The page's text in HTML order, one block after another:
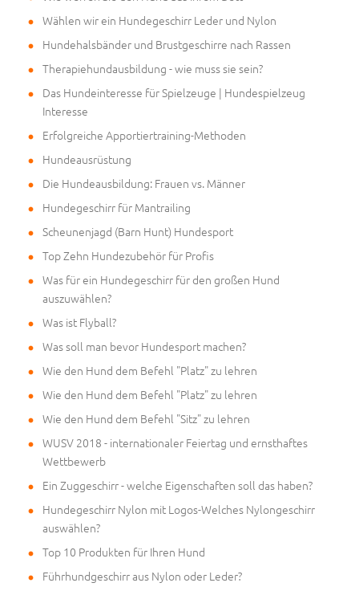
Wählen wir ein Hundegeschirr Leder und Nylon
Hundehalsbänder und Brustgeschirre nach Rassen
Therapiehundausbildung - wie muss sie sein?
Das Hundeinteresse für Spielzeuge | Hundespielzeug
Interesse
Erfolgreiche Apportiertraining-Methoden
Hundeausrüstung
Die Hundeausbildung: Frauen vs. Männer
Hundegeschirr für Mantrailing
Scheunenjagd (Barn Hunt) Hundesport
Top Zehn Hundezubehör für Profis
Was für ein Hundegeschirr für den großen Hund
auszuwählen?
Was ist Flyball?
Was soll man bevor Hundesport machen?
Wie den Hund dem Befehl "Platz" zu lehren
Wie den Hund dem Befehl "Platz" zu lehren
Wie den Hund dem Befehl "Sitz" zu lehren
WUSV 2018 - internationaler Feiertag und ernsthaftes
Wettbewerb
Ein Zuggeschirr - welche Eigenschaften soll das haben?
Hundegeschirr Nylon mit Logos-Welches Nylongeschirr
auswählen?
Top 10 Produkten für Ihren Hund
Führhundgeschirr aus Nylon oder Leder?